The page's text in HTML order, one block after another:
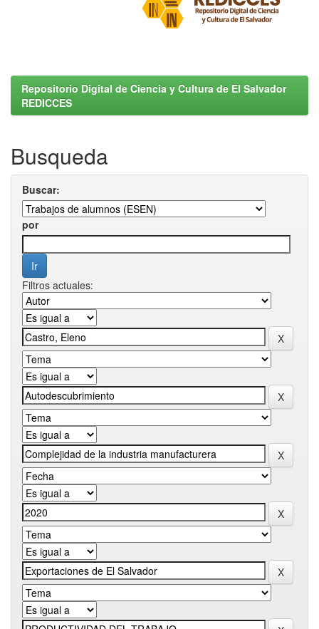
Repositorio Digital de Ciencia y Cultura de El Salvador
REDICCES
Busqueda
Buscar:
por
Filtros actuales: